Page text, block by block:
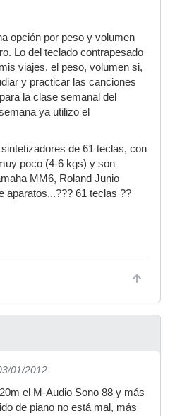
opción por peso y volumen
Lo del teclado contrapesado
viajes, el peso, volumen si,
y practicar las canciones
la clase semanal del
ya utilizo el
de 61 teclas, con
poco (4-6 kgs) y son
MM6, Roland Junio
aparatos...??? 61 teclas ??
01/2012
el M-Audio Sono 88 y más
de piano no está mal, más